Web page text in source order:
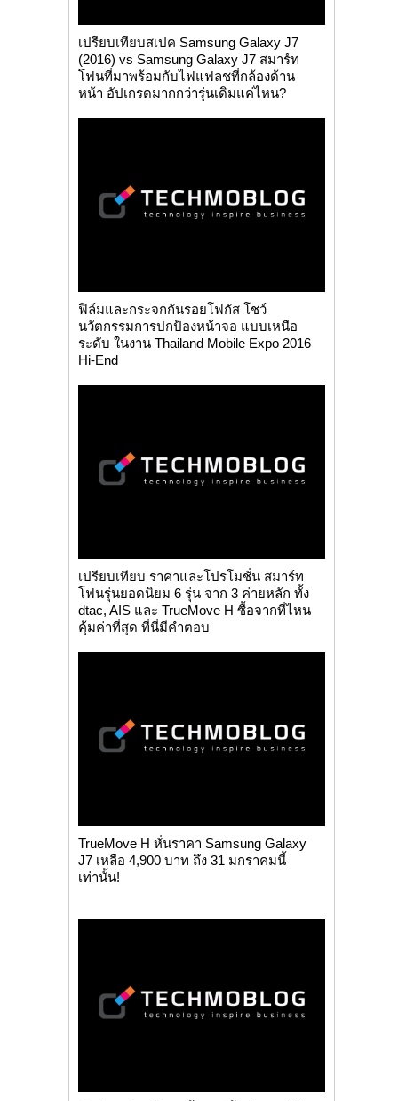
เปรียบเทียบสเปค Samsung Galaxy J7
(2016) vs Samsung Galaxy J7 สมาร์ท
โฟนที่มาพร้อมกับไฟแฟลชที่กล้องด้าน
หน้า อัปเกรดมากกว่ารุ่นเดิมแค่ไหน?
ฟิล์มและกระจกกันรอยโฟกัส โชว์
นวัตกรรมการปกป้องหน้าจอ แบบเหนือ
ระดับ ในงาน Thailand Mobile Expo 2016
Hi-End
เปรียบเทียบ ราคาและโปรโมชั่น สมาร์ท
โฟนรุ่นยอดนิยม 6 รุ่น จาก 3 ค่ายหลัก ทั้ง
dtac, AIS และ TrueMove H ซื้อจากที่ไหน
คุ้มค่าที่สุด ที่นี่มีคำตอบ
TrueMove H หั่นราคา Samsung Galaxy
J7 เหลือ 4,900 บาท ถึง 31 มกราคมนี้
เท่านั้น!